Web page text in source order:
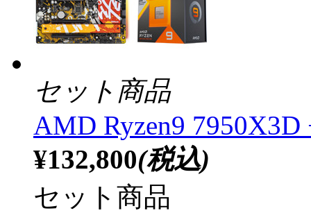
セット商品
AMD Ryzen9
¥132,800(税込)
セット商品